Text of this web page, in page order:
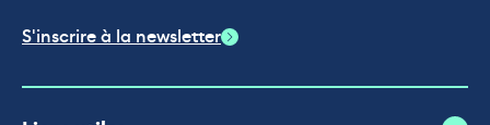
S'inscrire à la newsletter